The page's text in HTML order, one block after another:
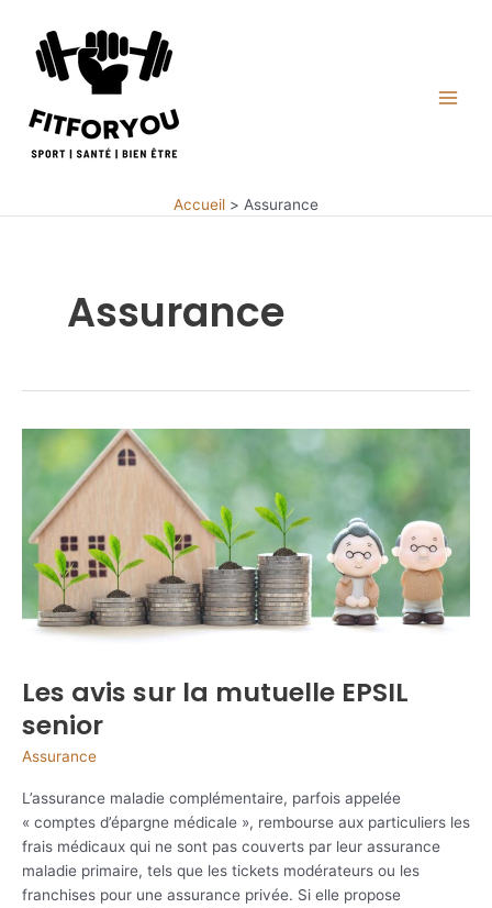
contenu
Accueil Assurance
Assurance
Les avis sur la mutuelle EPSIL
senior
Assurance
L’assurance maladie complémentaire, parfois appelée
« comptes d’épargne médicale », rembourse aux particuliers les
frais médicaux qui ne sont pas couverts par leur assurance
maladie primaire, tels que les tickets modérateurs ou les
franchises pour une assurance privée. Si elle propose